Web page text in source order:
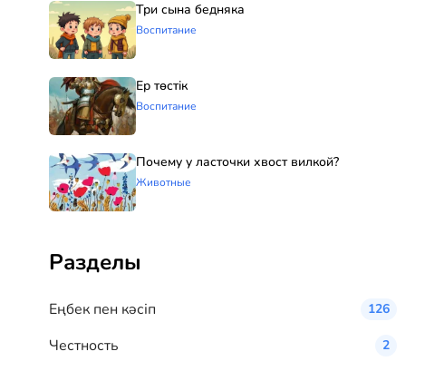
Три сына бедняка
Воспитание
Ер төстік
Воспитание
Почему у ласточки хвост вилкой?
Животные
Разделы
Eңбек пен кәсіп 126
Честность 2